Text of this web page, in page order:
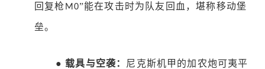
回复枪 M0”能在攻击时为队友回血，堪称移动堡
垒。
● 载具与空袭： 尼克斯机甲的加农炮可夷平